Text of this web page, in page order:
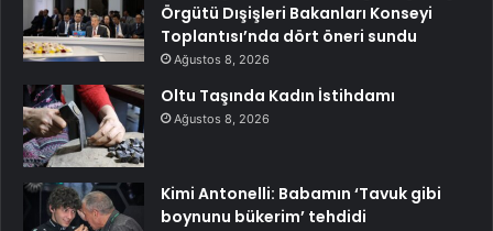
Örgütü Dışişleri Bakanları Konseyi
Toplantısı’nda dört öneri sundu
Ağustos 8, 2026
Oltu Taşında Kadın İstihdamı
Ağustos 8, 2026
Kimi Antonelli: Babamın ‘Tavuk gibi
boynunu bükerim’ tehdidi